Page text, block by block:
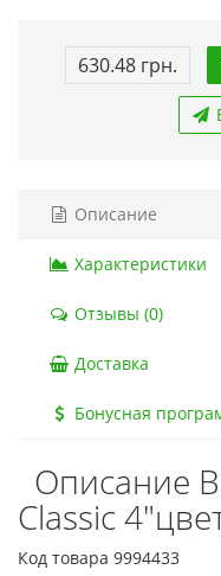
630.48 грн.
Описание
Характеристики
Отзывы (0)
Доставка
Бонусная
Описание
Classic
Код товара 9994433